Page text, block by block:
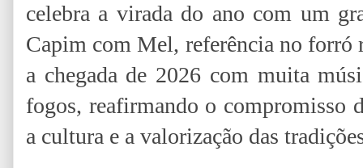
celebra a virada do ano com um
Capim com Mel, referência no forró
a chegada de 2026 com muita
fogos, reafirmando o compromisso
a cultura e a valorização das